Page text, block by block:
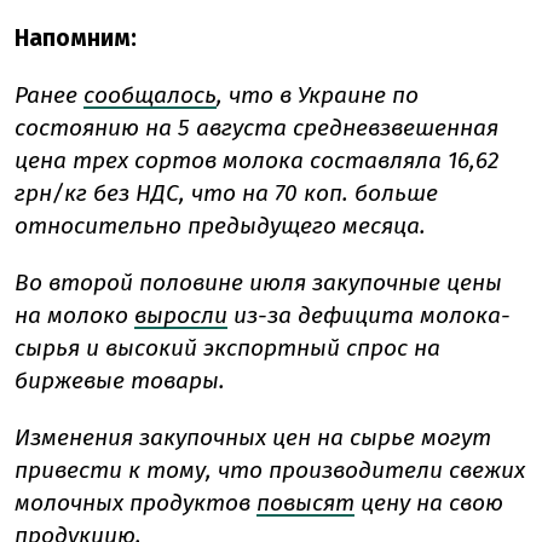
Напомним:
Ранее сообщалось, что в Украине по
состоянию на 5 августа средневзвешенная
цена трех сортов молока составляла 16,62
грн/кг без НДС, что на 70 коп. больше
относительно предыдущего месяца.
Во второй половине июля закупочные цены
на молоко выросли из-за дефицита молока-
сырья и высокий экспортный спрос на
биржевые товары.
Изменения закупочных цен на сырье могут
привести к тому, что производители свежих
молочных продуктов повысят цену на свою
продукцию.